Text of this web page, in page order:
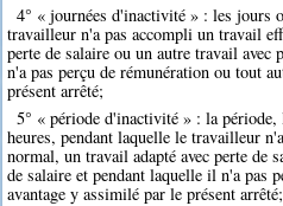
4° « journées d'inactivité » : les jours
travailleur n'a pas accompli un travail
perte de salaire ou un autre travail avec
n'a pas perçu de rémunération ou tout
présent arrêté;
5° « période d'inactivité » : la période,
heures, pendant laquelle le travailleur
normal, un travail adapté avec perte de
de salaire et pendant laquelle il n'a pas
avantage y assimilé par le présent arrêté;